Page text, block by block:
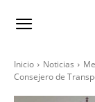
Inicio Noticias
Consejero de